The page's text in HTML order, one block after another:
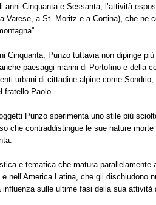
anni Cinquanta e Sessanta, l’attività
Varese, a St. Moritz e a Cortina), che ne
Cinquanta, Punzo tuttavia non dipinge
paesaggi marini di Portofino e della
urbani di cittadine alpine come
fratello Paolo.
Punzo sperimenta uno stile più
che contraddistingue le sue nature
e tematica che matura parallelamente
nell’America Latina, che gli dischiudono
influenza sulle ultime fasi della sua attività